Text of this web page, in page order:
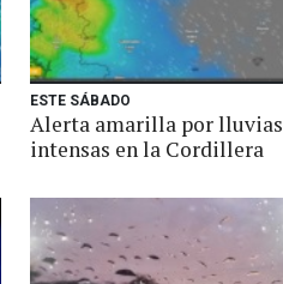
ESTE SÁBADO
Alerta amarilla por lluvias
intensas en la Cordillera